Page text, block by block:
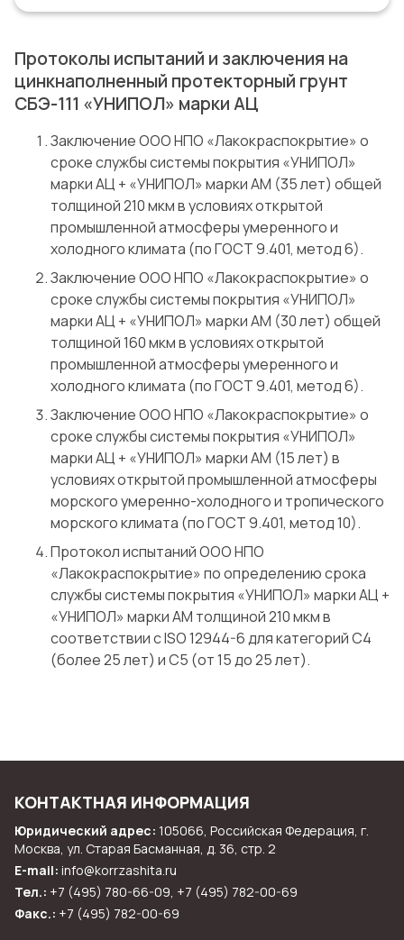
Протоколы испытаний и заключения на
цинкнаполненный протекторный грунт
СБЭ-111 «УНИПОЛ» марки АЦ
Заключение ООО НПО «Лакокраспокрытие» о
сроке службы системы покрытия «УНИПОЛ»
марки АЦ + «УНИПОЛ» марки АМ (35 лет) общей
толщиной 210 мкм в условиях открытой
промышленной атмосферы умеренного и
холодного климата (по ГОСТ 9.401, метод 6).
Заключение ООО НПО «Лакокраспокрытие» о
сроке службы системы покрытия «УНИПОЛ»
марки АЦ + «УНИПОЛ» марки АМ (30 лет) общей
толщиной 160 мкм в условиях открытой
промышленной атмосферы умеренного и
холодного климата (по ГОСТ 9.401, метод 6).
Заключение ООО НПО «Лакокраспокрытие» о
сроке службы системы покрытия «УНИПОЛ»
марки АЦ + «УНИПОЛ» марки АМ (15 лет) в
условиях открытой промышленной атмосферы
морского умеренно-холодного и тропического
морского климата (по ГОСТ 9.401, метод 10).
Протокол испытаний ООО НПО
«Лакокраспокрытие» по определению срока
службы системы покрытия «УНИПОЛ» марки АЦ +
«УНИПОЛ» марки АМ толщиной 210 мкм в
соответствии с ISO 12944-6 для категорий С4
(более 25 лет) и С5 (от 15 до 25 лет).
КОНТАКТНАЯ ИНФОРМАЦИЯ
Юридический адрес: 105066, Российская Федерация, г.
Москва, ул. Старая Басманная, д. 36, стр. 2
E-mail: info@korrzashita.ru
Тел.: +7 (495) 780-66-09, +7 (495) 782-00-69
Факс.: +7 (495) 782-00-69